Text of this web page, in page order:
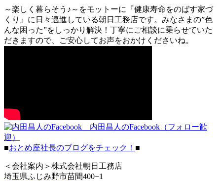
～楽しく暮らそう♪～をモットーに『健康寿命をのばす家づ
くり』に日々邁進している朝日工務店です。みなさまの”色
んな困った”をしっかり解決！丁寧にご相談に乗らせていた
だきますので、ご安心してお声をおかけくださいね。
内田昌人のFacebook（フォロー歓
迎）
■おとめ座社長のブログをチェック！ ■
＜会社案内＞株式会社朝日工務店
埼玉県ふじみ野市苗間400−1